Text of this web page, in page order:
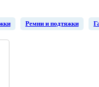
Ремни и подтяжки